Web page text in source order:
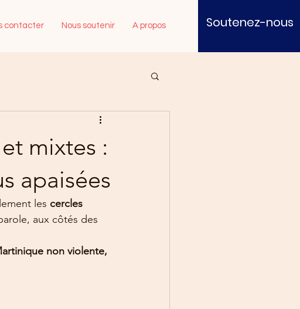
contacter Nous soutenir A propos Se connecter
Soutenez-nous
mixtes :
apaisées
les cercles
aux côtés des
non violente,